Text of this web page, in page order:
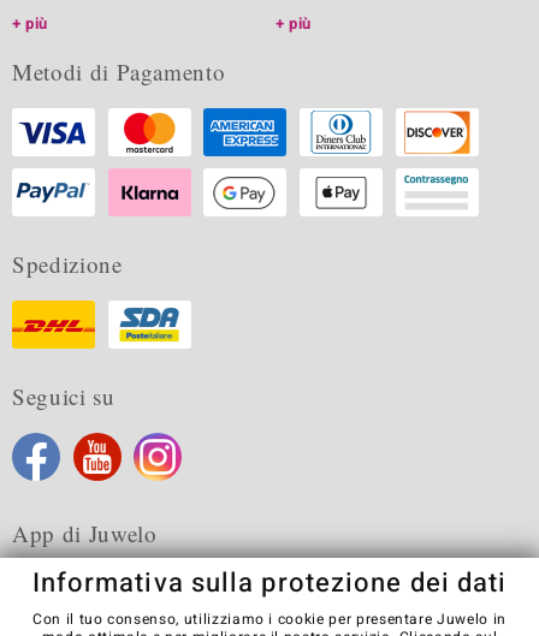
più
più
Metodi di Pagamento
Spedizione
Seguici su
App di Juwelo
Informativa sulla protezione dei dati
Con il tuo consenso, utilizziamo i cookie per presentare Juwelo in